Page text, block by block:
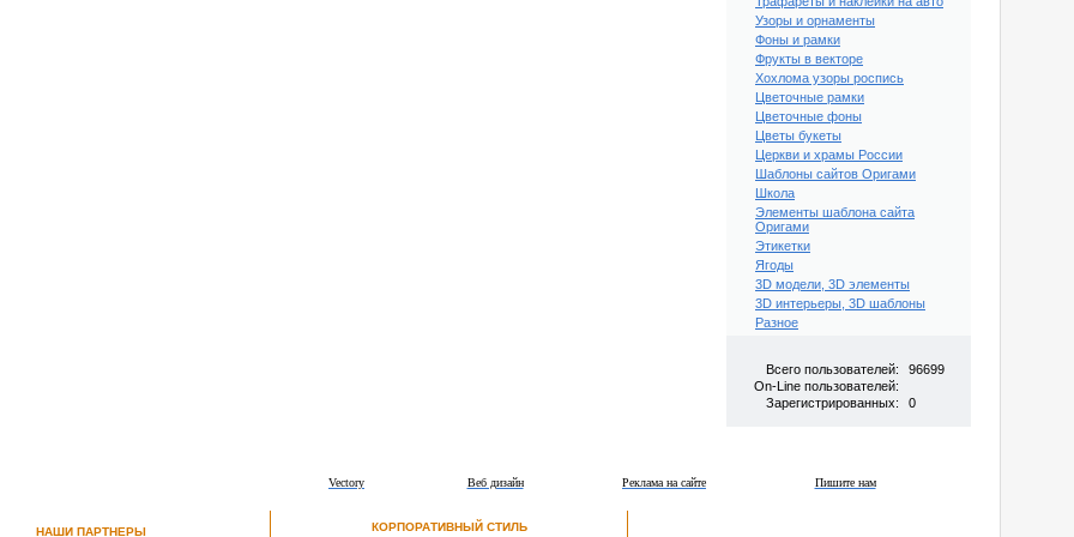
Узоры и орнаменты
Фоны и рамки
Фрукты в векторе
Хохлома узоры роспись
Цветочные рамки
Цветочные фоны
Цветы букеты
Церкви и храмы России
Шаблоны сайтов Оригами
Школа
Элементы шаблона сайта
Оригами
Этикетки
Ягоды
3D модели, 3D элементы
3D интерьеры, 3D шаблоны
Разное
Всего пользователей:
96699
On-Line пользователей:
Зарегистрированных:
0
Пишите нам
Реклама на сайте
Веб дизайн
Vectory
НАШИ ПАРТНЕРЫ КОРПОРАТИВНЫЙ СТИЛЬ